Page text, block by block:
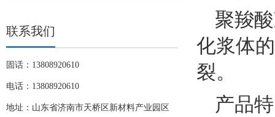
聚羧
化浆体
裂。
产品
联系我们
固话：13808920610
电话：13808920610
地址：山东省济南市天桥区新材料产业园区